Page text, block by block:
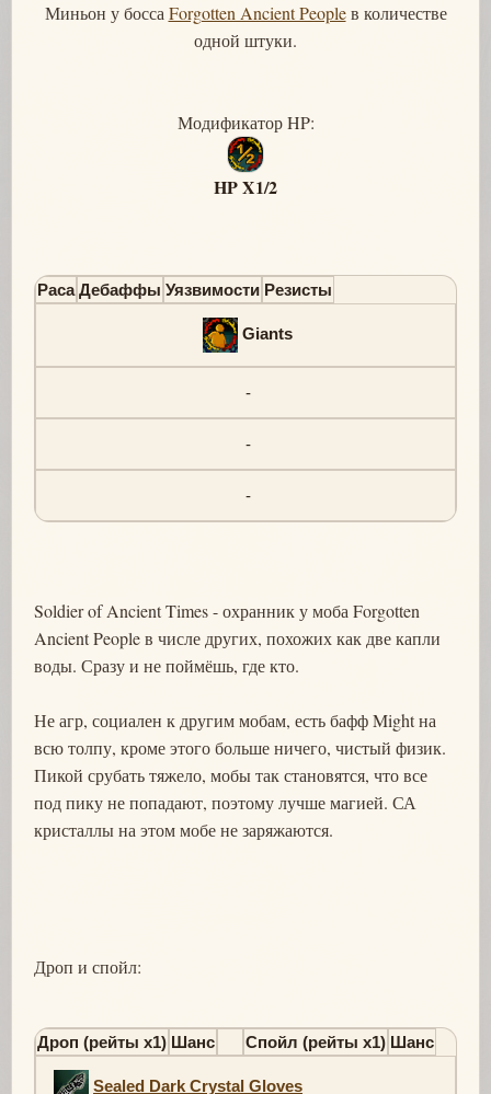
Миньон у босса Forgotten Ancient Peopleв количестве
одной штуки.
Модификатор HP:
HP X1/2
Раса Дебаффы Уязвимости Резисты
Giants
-
-
-
Soldier of Ancient Times - охранник у моба Forgotten
Ancient People в числе других, похожих как две капли
воды. Сразу и не поймёшь, где кто.
Не агр, социален к другим мобам, есть бафф Might на
всю толпу, кроме этого больше ничего, чистый физик.
Пикой срубать тяжело, мобы так становятся, что все
под пику не попадают, поэтому лучше магией. СА
кристаллы на этом мобе не заряжаются.
Дроп и спойл:
Дроп (рейты х1) Шанс Спойл (рейты х1) Шанс
Sealed Dark Crystal Gloves